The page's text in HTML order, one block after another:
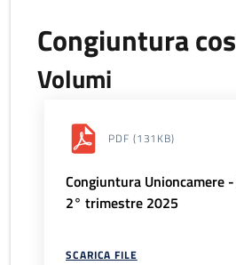
Congiuntura
Volumi
PDF (131KB)
Congiuntura Unioncamere
2° trimestre 2025
SCARICA FILE